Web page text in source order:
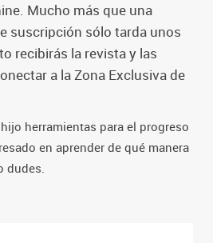
Mucho más que una
suscripción sólo tarda unos
recibirás la revista y las
a la Zona Exclusiva de
herramientas para el progreso
en aprender de qué manera
dudes.